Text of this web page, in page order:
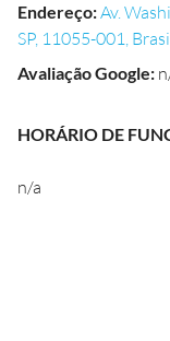
Endereço:Av.
SP, 11055-001,
Avaliação Google:
HORÁRIO DE
n/a